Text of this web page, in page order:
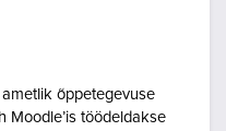
ametlik õppetegevuse
Moodle’is töödeldakse